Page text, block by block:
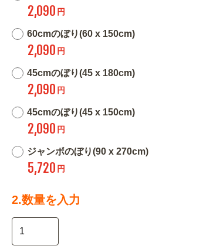
2,090 円
60cmのぼり(60 x 150cm)
2,090 円
45cmのぼり(45 x 180cm)
2,090 円
45cmのぼり(45 x 150cm)
2,090 円
ジャンボのぼり(90 x 270cm)
5,720 円
2.数量を入力